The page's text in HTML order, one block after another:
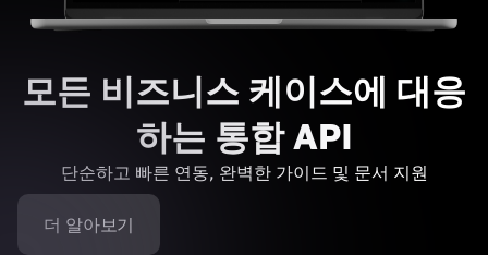
모든 비즈니스 케이스에 대응
하는 통합 API
단순하고 빠른 연동, 완벽한 가이드 및 문서 지원
더 알아보기